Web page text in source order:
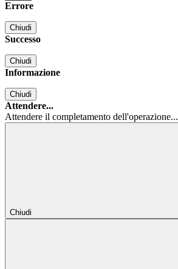
Errore
Chiudi
Successo
Chiudi
Informazione
Chiudi
Attendere...
Attendere il completamento dell'operazione...
Chiudi